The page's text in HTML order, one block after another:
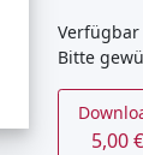
Verfügbar
Bitte
5,00 €